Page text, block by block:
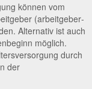
kön­nen vom
(arbeit­ge­ber­
Alter­na­tiv ist auch
möglich.
durch
der